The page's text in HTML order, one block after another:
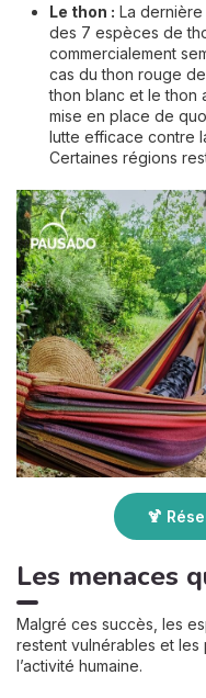
Le thon : La
des 7 espèces de
commercialement
cas du thon rouge
thon blanc et le thon
mise en place de
lutte efficace contre
Certaines régions
🍹
Les menaces
Malgré ces succès, les
restent vulnérables et
l’activité humaine.